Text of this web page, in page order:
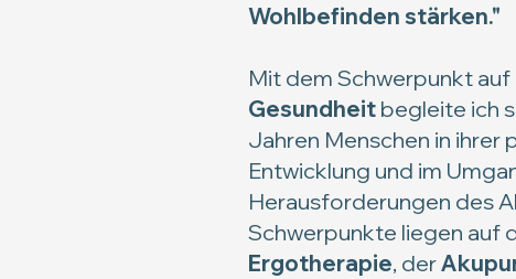
Wohlbefinden stärken."
Mit dem Schwerpunkt auf
Gesundheit begleite ich
Jahren Menschen in ihrer
Entwicklung und im
Herausforderungen des
Schwerpunkte liegen auf
Ergotherapie, der